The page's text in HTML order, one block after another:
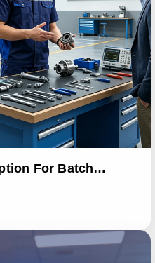
For Batch